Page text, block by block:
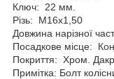
Ключ: 22 мм.
Різь: М16х1,50
Довжина нарізної
Посадкове місце:
Покриття: Хром.
Примітка: Болт